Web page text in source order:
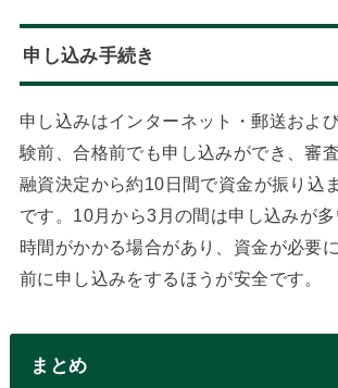
申し込み手続き
申し込みはインターネット・郵送およ
験前、合格前でも申し込みができ、審
融資決定から約10日間で資金が振り込
です。10月から3月の間は申し込みが
時間がかかる場合があり、資金が必要
前に申し込みをするほうが安全です。
まとめ